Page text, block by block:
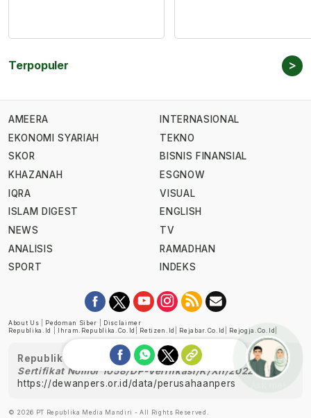
Terpopuler >
AMEERA
EKONOMI SYARIAH
SKOR
KHAZANAH
IQRA
ISLAM DIGEST
NEWS
ANALISIS
SPORT
INTERNASIONAL
TEKNO
BISNIS FINANSIAL
ESGNOW
VISUAL
ENGLISH
TV
RAMADHAN
INDEKS
About Us Pedoman Siber
Disclaimer
Republika.id
Ihram.republika.co.id Retizen.id Rejabar.co.id Rejogja.co.id
Republika telah diverifikasi oleh Dewan Pers
Sertifikat Nomor 1058/DP-Verifikasi/K/XII/2022
https://dewanpers.or.id/data/perusahaanpers
© 2026 PT Republika Media Mandiri - All Rights Reserved.